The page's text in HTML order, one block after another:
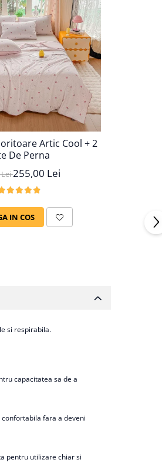
Artic Cool + 2
De Perna
Lei255,00 Lei
IN COS
si respirabila.
capacitatea sa de a
fara a deveni
pentru utilizare chiar si